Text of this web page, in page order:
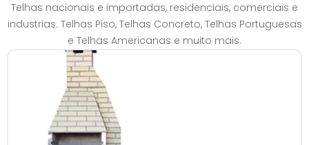
Telhas nacionais e importadas, residenciais, comerciais e
industrias. Telhas Piso, Telhas Concreto, Telhas Portuguesas
e Telhas Americanas e muito mais.